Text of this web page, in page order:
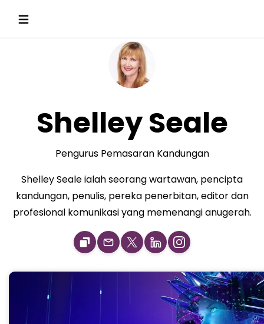
Shelley Seale
Pengurus Pemasaran Kandungan
Shelley Seale ialah seorang wartawan, pencipta
kandungan, penulis, pereka penerbitan, editor dan
profesional komunikasi yang memenangi anugerah.